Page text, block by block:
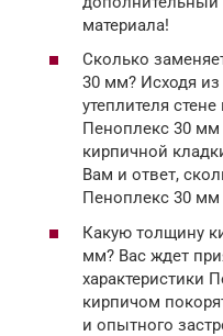
материала!
Сколько
30 мм? Исходя
утеплителя
Пеноплекс 30
кирпичной
Вам и ответ,
Пеноплекс 30
Какую толщину
мм? Вас ждет
характеристики
кирпичом
и опытного